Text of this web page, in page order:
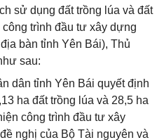
sử dụng đất trồng lúa và đất
trình đầu tư xây dựng
bàn tỉnh Yên Bái), Thủ
sau:
dân tỉnh Yên Bái quyết định
ha đất trồng lúa và 28,5 ha
công trình đầu tư xây
nghị của Bộ Tài nguyên và